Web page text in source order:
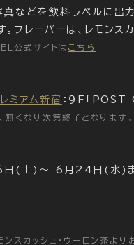
真などを飲料ラベルに出
。フレーバーは、レモン
公式サイトは こちら
ミアム新宿 ：９F「
くなり次第終了となります。
(土)～ 6月24日(水)
スカッシュ・ウーロン茶より